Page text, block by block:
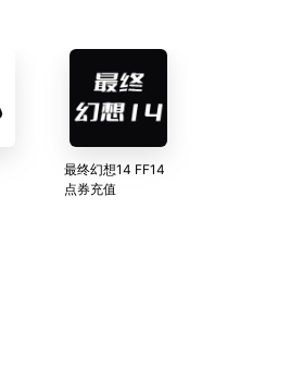
最终幻想14 FF14
点券充值